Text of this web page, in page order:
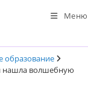
Меню
образование
нашла волшебную